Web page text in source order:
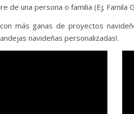
de una persona o familia (Ej; Famila
más ganas de proyectos
navideñas personalizadas!.